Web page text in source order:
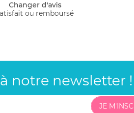
Changer d'avis
ou remboursé
notre newsletter !
JE